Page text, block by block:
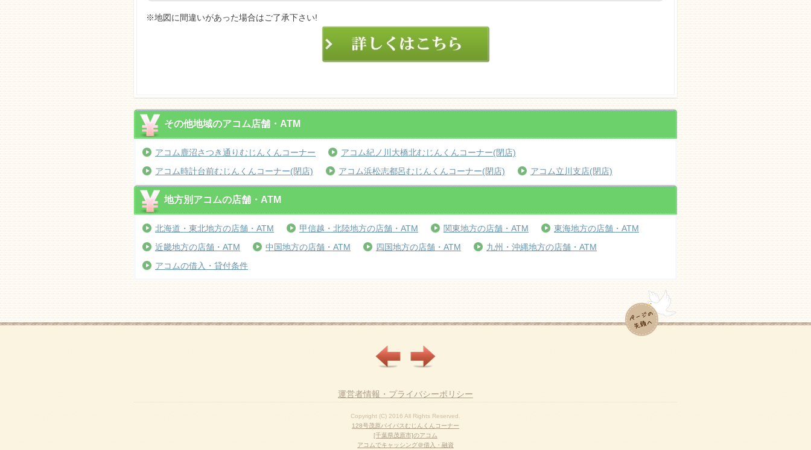
※地図に間違いがあった場合はご了承下さい!
その他地域のアコム店舗・ATM
アコム鹿沼さつき通りむじんくんコーナー
アコム紀ノ川大橋北むじんくんコーナー(閉店)
アコム時計台前むじんくんコーナー(閉店)
アコム浜松志都呂むじんくんコーナー(閉店) アコム立川支店(閉店)
地方別アコムの店舗・ATM
北海道・東北地方の店舗・ATM 甲信越・北陸地方の店舗・ATM 関東地方の店舗・ATM
東海地方の店舗・ATM
近畿地方の店舗・ATM
中国地方の店舗・ATM 四国地方の店舗・ATM
九州・沖縄地方の店舗・ATM
アコムの借入・貸付条件
ページの先頭へ
運営者情報・プライバシーポリシー
Copyright (C) 2016 All Rights Reserved.
128号茂原バイパスむじんくんコーナー
[千葉県茂原市]のアコム
アコムでキャッシング＠借入・融資